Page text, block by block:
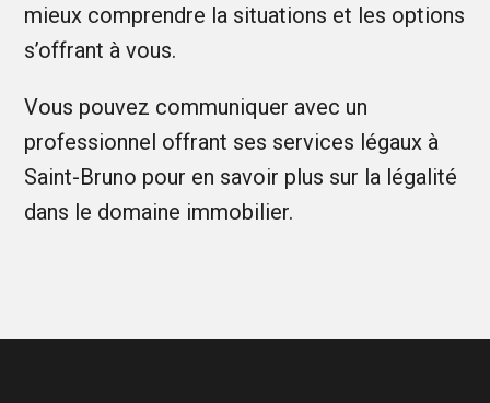
mieux comprendre la situations et les options
s’offrant à vous.
Vous pouvez communiquer avec un
professionnel offrant ses services légaux à
Saint-Bruno pour en savoir plus sur la légalité
dans le domaine immobilier.